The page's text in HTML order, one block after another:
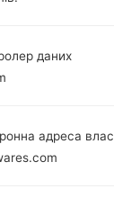
даних
адреса